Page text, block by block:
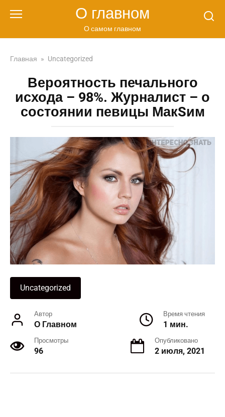
О главном
О самом главном
Главная » Uncategorized
Вероятность печального
исхода – 98%. Журналист – о
состоянии певицы МакSим
Uncategorized
Автор
О Главном
Время чтения
1 мин.
Просмотры
96
Опубликовано
2 июля, 2021